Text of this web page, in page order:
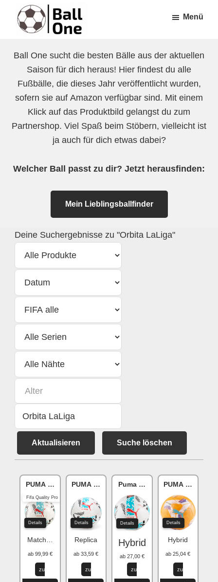
Inhalt
springen
Fußzeile
springen
One
Fußball!
Menü
Ball One sucht die besten Bälle aus der aktuellen
Saison für dich heraus! Hier findest du alle
Fußbälle, die dieses Jahr veröffentlicht wurden,
sofern sie auf Amazon verfügbar sind. Mit einem
Klick auf das Produktbild gelangst du zum
Partnershop. Viel Spaß beim Stöbern, vielleicht ist
ja auch für dich etwas dabei?
Welcher Ball passt zu dir? Jetzt herausfinden:
Mein Lieblingsballfinder
Deine Suchergebnisse zu "Orbita LaLiga"
Aktualisieren Suche löschen
PUMA Orbita LaLiga 1
Fifa Quality Pro
Details
Matchball
ab 99,99 €
zu
PUMA Orbita LaLiga 1
Details
Replica
ab 33,59 €
zu
Puma Orbita LaLiga
Details
Hybrid
ab 27,00 €
zu
PUMA Orbita
Details
Hybrid
ab 25,04 €
zu